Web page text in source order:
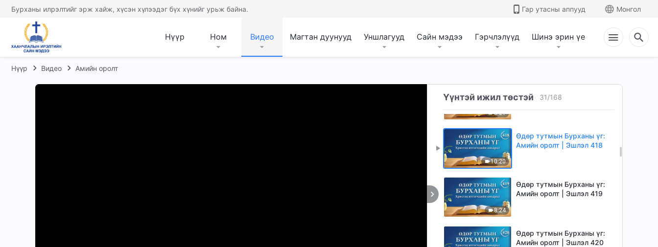
Бурханы илрэлтийг эрж хайж, хүсэн хүлээдэг бүх хүнийг урьж байна. Гар утасны аппууд Монгол
Нүүр Ном Видео Магтан дуунууд Уншлагууд Сайн мэдээ Гэрчлэлүүд Шинэ эрин үе
Нүүр Видео Амийн оролт
Үүнтэй ижил төстэй 31/168
Өдөр тутмын Бурханы үг:
Амийн оролт | Эшлэл 416
5:21
Өдөр тутмын Бурханы үг:
Амийн оролт | Эшлэл 417
10:20
Өдөр тутмын Бурханы үг:
Амийн оролт | Эшлэл 418
8:24
Өдөр тутмын Бурханы үг:
Амийн оролт | Эшлэл 419
Өдөр тутмын Бурханы үг:
Амийн оролт | Эшлэл 420